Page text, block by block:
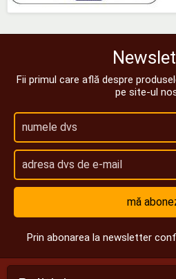
Fii primul care află despre
pe site-ul
mă
Prin abonarea la newsletter